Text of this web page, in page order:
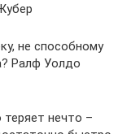
не способному
Ралф Уолдо
нечто –